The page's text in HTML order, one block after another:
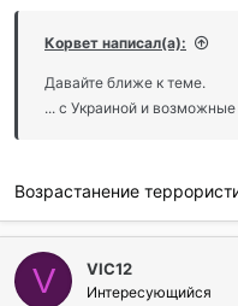
Корвет написал(а):
Давайте ближе к теме.
... с Украиной и
Возрастанение
V VIC12
Интересующийся